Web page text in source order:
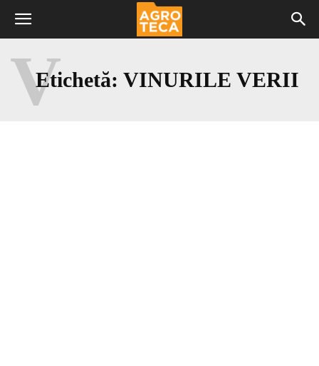
Etichetă: VINURILE VERII
V